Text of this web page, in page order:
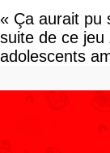
« Ça aurait pu
suite de ce jeu
adolescents